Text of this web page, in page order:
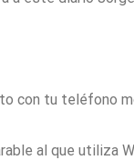
con tu teléfono
al que utiliza